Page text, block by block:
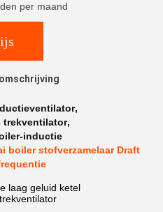
per maand
,
trekventilator,
inductie
boiler stofverzamelaar Draft
laag geluid ketel